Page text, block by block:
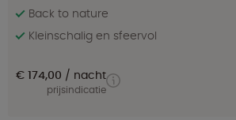
Back to nature
Kleinschalig en sfeervol
€ 174,00 nacht
prijsindicatie